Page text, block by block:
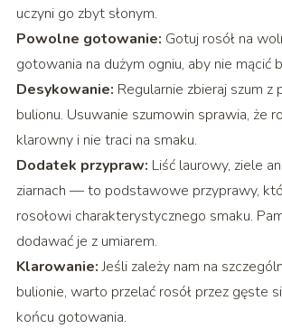
uczyni go zbyt słonym.
Powolne gotowanie: Gotuj rosół na
gotowania na dużym ogniu, aby nie mącić
Desykowanie: Regularnie zbieraj szum z
bulionu. Usuwanie szumowin sprawia, że
klarowny i nie traci na smaku.
Dodatek przypraw: Liść laurowy, ziele
ziarnach — to podstawowe przyprawy,
rosołowi charakterystycznego smaku.
dodawać je z umiarem.
Klarowanie:Jeśli zależy nam na
bulionie, warto przelać rosół przez gęste
końcu gotowania.